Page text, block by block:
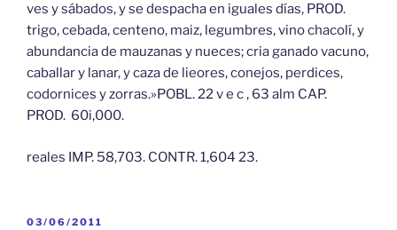
ves y sábados, y se despacha en iguales días, PROD.
trigo, cebada, centeno, maiz, legumbres, vino chacolí, y
abundancia de mauzanas y nueces; cria ganado vacuno,
caballar y lanar, y caza de lieores, conejos, perdices,
codornices y zorras.»POBL. 22 v e c , 63 alm CAP.
PROD. 60i,000.
reales IMP. 58,703. CONTR. 1,604 23.
PUBLICADO
03/06/2011